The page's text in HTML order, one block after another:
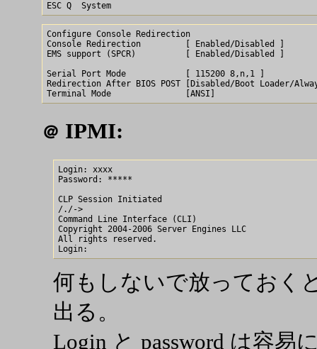
Configure Console Redirection
Console Redirection         [ Enabled/Disabled ]
EMS support (SPCR)          [ Enabled/Disabled ]
Serial Port Mode            [ 115200 8,n,1 ]
Redirection After BIOS POST [Disabled/Boot Loader/
＠ IPMI:
Login: xxxx
Password: *****
CLP Session Initiated
/./->
Command Line Interface (CLI)
Copyright 2004-2006 Server Engines LLC
All rights reserved.
何もしないで放っておく
出る。
Login と password は容易